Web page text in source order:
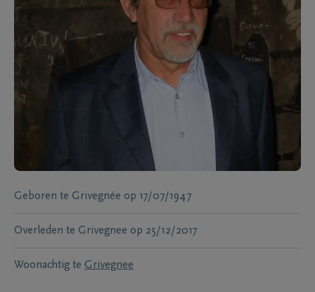
Geboren te Grivegnée op 17/07/1947
Overleden te Grivegnee op 25/12/2017
Woonachtig te Grivegnee